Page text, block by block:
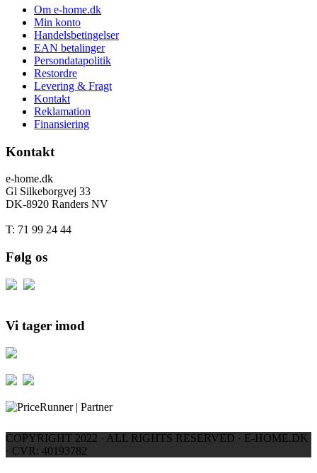
Om e-home.dk
Min konto
Handelsbetingelser
EAN betalinger
Persondatapolitik
Restordre
Levering & Fragt
Kontakt
Reklamation
Finansiering
Kontakt
e-home.dk
Gl Silkeborgvej 33
DK-8920 Randers NV
T: 71 99 24 44
Følg os
Vi tager imod
COPYRIGHT 2022 · ALL RIGHTS RESERVED · E-HOME.DK
· CVR: 40193782